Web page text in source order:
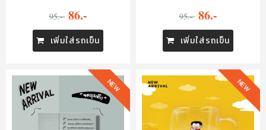
95.- 86.-
เพิ่มใส่รถเข็น
95.- 86.-
เพิ่มใส่รถเข็น
NEW NEW